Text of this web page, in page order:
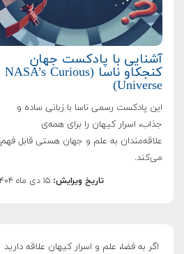
آشنایی با پادکست جهان
کنجکاو ناسا (NASA’s Curious
Universe)
این پادکست رسمی ناسا با زبانی ساده و
جذاب، اسرار کیهان را برای همه‌ی
علاقه‌مندان به علم و جهان هستی قابل فهم
می‌کند.
تاریخ ویرایش: ۱۵ دی ماه ۱۴۰۴
اگر به فضا، علم و اسرار کیهان علاقه دارید